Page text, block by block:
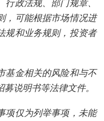
政法规、部门规章、
，可能根据市场情况进
规和业务规则，投资者
基金相关的风险和与不
说明书等法律文件。
项仅为列举事项，未能